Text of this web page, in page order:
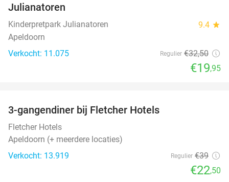
Julianatoren
Kinderpretpark Julianatoren 9.4 star
Apeldoorn
Verkocht: 11.075
Regulier €32,50
€19,95
3-gangendiner bij Fletcher Hotels
Fletcher Hotels
Apeldoorn (+ meerdere locaties)
Verkocht: 13.919
Regulier €39
€22,50